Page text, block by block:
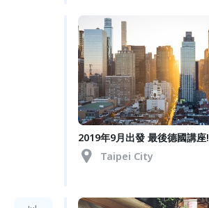
2019年9月出發 最後德國講座!
Taipei City